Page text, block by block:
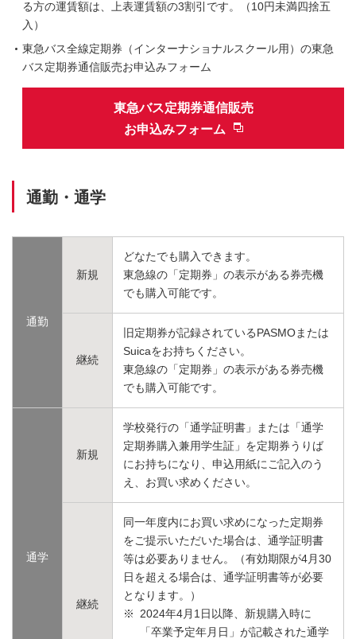
る方の運賃額は、上表運賃額の3割引です。（10円未満四捨五
入）
東急バス全線定期券（インターナショナルスクール用）の東急
バス定期券通信販売お申込みフォーム
東急バス定期券通信販売
お申込みフォーム
通勤・通学
通勤
新規
どなたでも購入できます。
東急線の「定期券」の表示がある券売機
でも購入可能です。
継続
旧定期券が記録されているPASMOまたは
Suicaをお持ちください。
東急線の「定期券」の表示がある券売機
でも購入可能です。
通学
新規
学校発行の「通学証明書」または「通学
定期券購入兼用学生証」を定期券うりば
にお持ちになり、申込用紙にご記入のう
え、お買い求めください。
継続
同一年度内にお買い求めになった定期券
をご提示いただいた場合は、通学証明書
等は必要ありません。（有効期限が4月30
日を超える場合は、通学証明書等が必要
となります。）
※
2024年4月1日以降、新規購入時に
「卒業予定年月日」が記載された通学